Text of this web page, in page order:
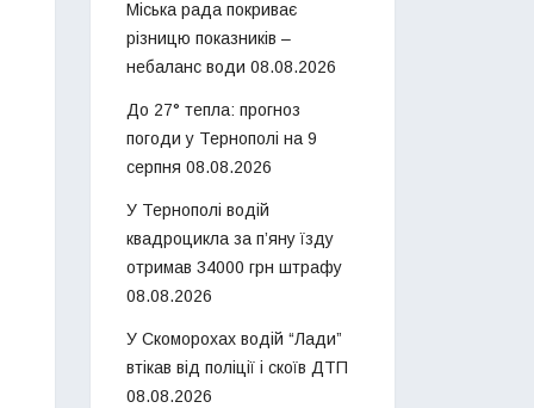
Міська рада покриває
різницю показників –
небаланс води 08.08.2026
До 27° тепла: прогноз
погоди у Тернополі на 9
серпня 08.08.2026
У Тернополі водій
квадроцикла за п’яну їзду
отримав 34000 грн штрафу
08.08.2026
У Скоморохах водій “Лади”
втікав від поліції і скоїв ДТП
08.08.2026